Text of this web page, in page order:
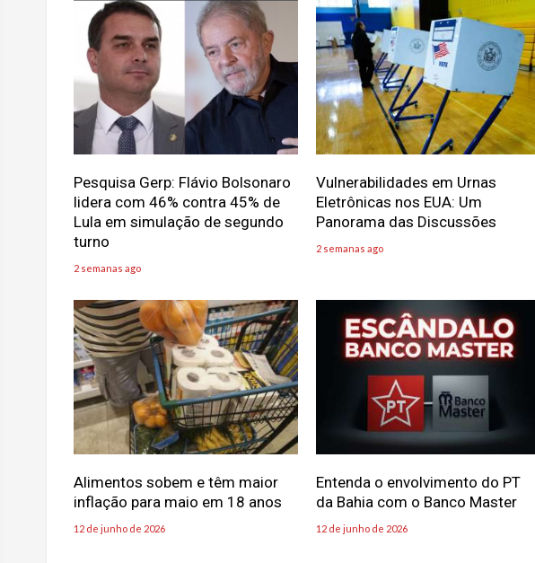
Pesquisa Gerp: Flávio Bolsonaro
lidera com 46% contra 45% de
Lula em simulação de segundo
turno
2 semanas ago
Vulnerabilidades em Urnas
Eletrônicas nos EUA: Um
Panorama das Discussões
2 semanas ago
Alimentos sobem e têm maior
inflação para maio em 18 anos
12 de junho de 2026
Entenda o envolvimento do PT
da Bahia com o Banco Master
12 de junho de 2026